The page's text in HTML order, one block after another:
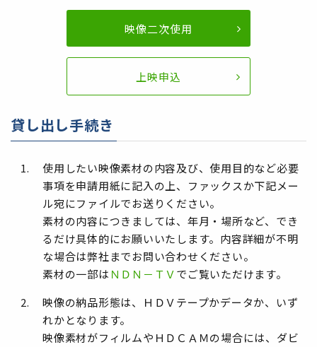
映像二次使用
上映申込
貸し出し手続き
使用したい映像素材の内容及び、使用目的など必要
事項を申請用紙に記入の上、ファックスか下記メー
ル宛にファイルでお送りください。
素材の内容につきましては、年月・場所など、でき
るだけ具体的にお願いいたします。内容詳細が不明
な場合は弊社までお問い合わせください。
素材の一部は ＮＤＮ－ＴＶでご覧いただけます。
映像の納品形態は、ＨＤＶテープかデータか、いず
れかとなります。
映像素材がフィルムやＨＤＣＡＭの場合には、ダビ